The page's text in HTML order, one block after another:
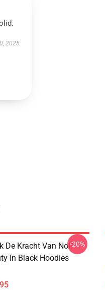
2025
De Kracht Van Noir
In Black Hoodies
-20%